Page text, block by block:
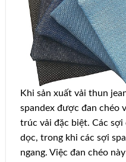
Khi sản xuất vải thun
spandex được đan chéo
trúc vải đặc biệt. Các
dọc, trong khi các sợi
ngang. Việc đan chéo